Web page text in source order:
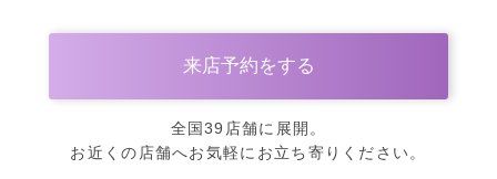
来店予約をする
全国39店舗に展開。
お近くの店舗へお気軽にお立ち寄りください。